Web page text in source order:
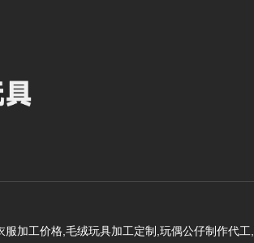
服加工价格,毛绒玩具加工定制,玩偶公仔制作代